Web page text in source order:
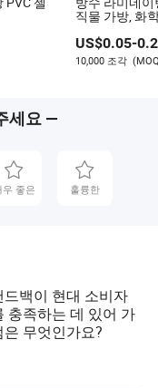
야 합니까?
게, 실제 일상 필수
유는 무엇입니까?
련됨을 신호할 수
직물 가방, 화
포장, 석탄, 바
물 폴리프로필
sacks 제조업
US$0.05-
10,000 조각
세요 —
우 좋은 훌륭한
드백이 현대 소비자
충족하는 데 있어 가
무엇인가요?